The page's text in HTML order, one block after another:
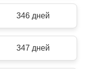
346 дней
347 дней